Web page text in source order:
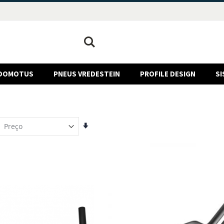
PNEUS VREDESTEIN PROFILE DESIGN
Definir